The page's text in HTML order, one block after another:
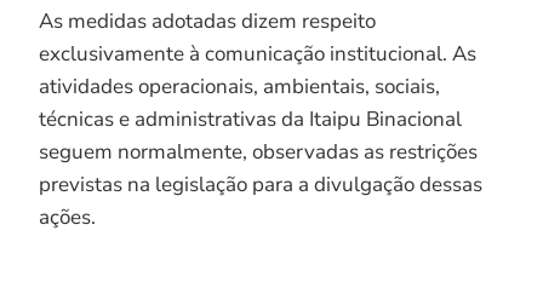
As medidas adotadas dizem respeito
exclusivamente à comunicação institucional. As
atividades operacionais, ambientais, sociais,
técnicas e administrativas da Itaipu Binacional
seguem normalmente, observadas as restrições
previstas na legislação para a divulgação dessas
ações.